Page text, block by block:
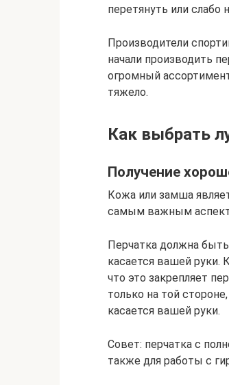
перетянуть или
Производители
начали производить
огромный
тяжело.
Как выбрать
Получение
Кожа или замша
самым важным
Перчатка должна
касается вашей руки.
что это закрепляет
только на той
касается вашей руки.
Совет: перчатка с
также для работы с